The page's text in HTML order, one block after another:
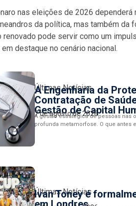
nas eleições de 2026 dependerá
da política, mas também da
renovado pode servir como um
destaque no cenário nacional.
Últimas Notícias
A Engenharia da
Contratação de
Gestão de Capital
7 de agosto de 2026
A gestão estratégica de pessoas
profunda metamorfose. O que antes
Últimas Notícias
Ivan Toney é